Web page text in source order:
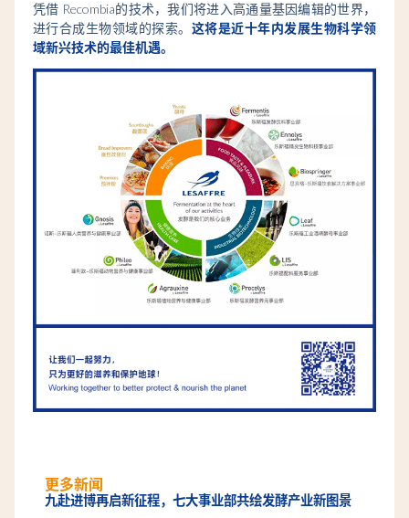
凭借 Recombia的技术，我们将进入高通量基因编辑的世界，
进行合成生物领域的探索。 这将是近十年内发展生物科学领
域新兴技术的最佳机遇。
更多新闻
九赴进博再启新征程，七大事业部共绘发酵产业新图景